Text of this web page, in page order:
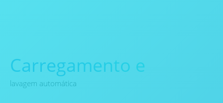
Carregamento e
lavagem automática